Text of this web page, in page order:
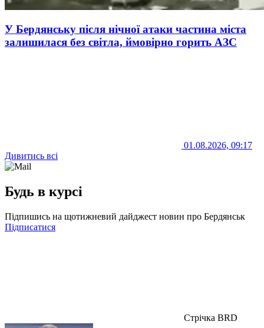
У Бердянську після нічної атаки частина міста
залишилася без світла, ймовірно горить АЗС
01.08.2026, 09:17
Дивитись всі
Будь в курсі
Підпишись на щотижневий дайджест новин про Бердянськ
Підписатися
Стрічка BRD